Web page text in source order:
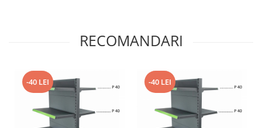
RECOMANDARI
-40 LEI -40 LEI